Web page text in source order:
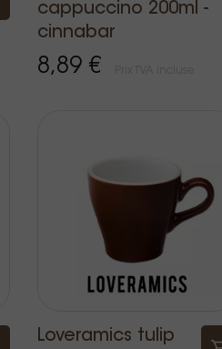
cappuccino 200ml -
cinnabar
8,89 €
Loveramics tulip